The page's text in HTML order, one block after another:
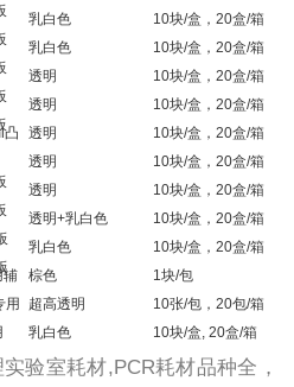
乳白色
10块/盒，20盒/箱
乳白色
10块/盒，20盒/箱
透明
10块/盒，20盒/箱
透明
10块/盒，20盒/箱
凸
透明
10块/盒，20盒/箱
透明
10块/盒，20盒/箱
透明
10块/盒，20盒/箱
透明+乳白色
10块/盒，20盒/箱
乳白色
10块/盒，20盒/箱
辅
棕色
1块/包
用
超高透明
10张/包，20包/箱
乳白色 10块/盒, 20盒/箱
验室耗材,PCR耗材品种全，